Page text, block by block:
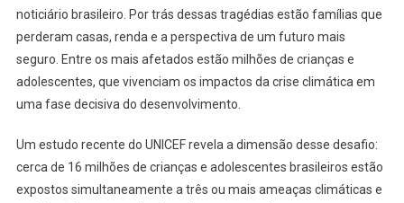
noticiário brasileiro. Por trás dessas tragédias estão famílias que
perderam casas, renda e a perspectiva de um futuro mais
seguro. Entre os mais afetados estão milhões de crianças e
adolescentes, que vivenciam os impactos da crise climática em
uma fase decisiva do desenvolvimento.
Um estudo recente do UNICEF revela a dimensão desse desafio:
cerca de 16 milhões de crianças e adolescentes brasileiros estão
expostos simultaneamente a três ou mais ameaças climáticas e